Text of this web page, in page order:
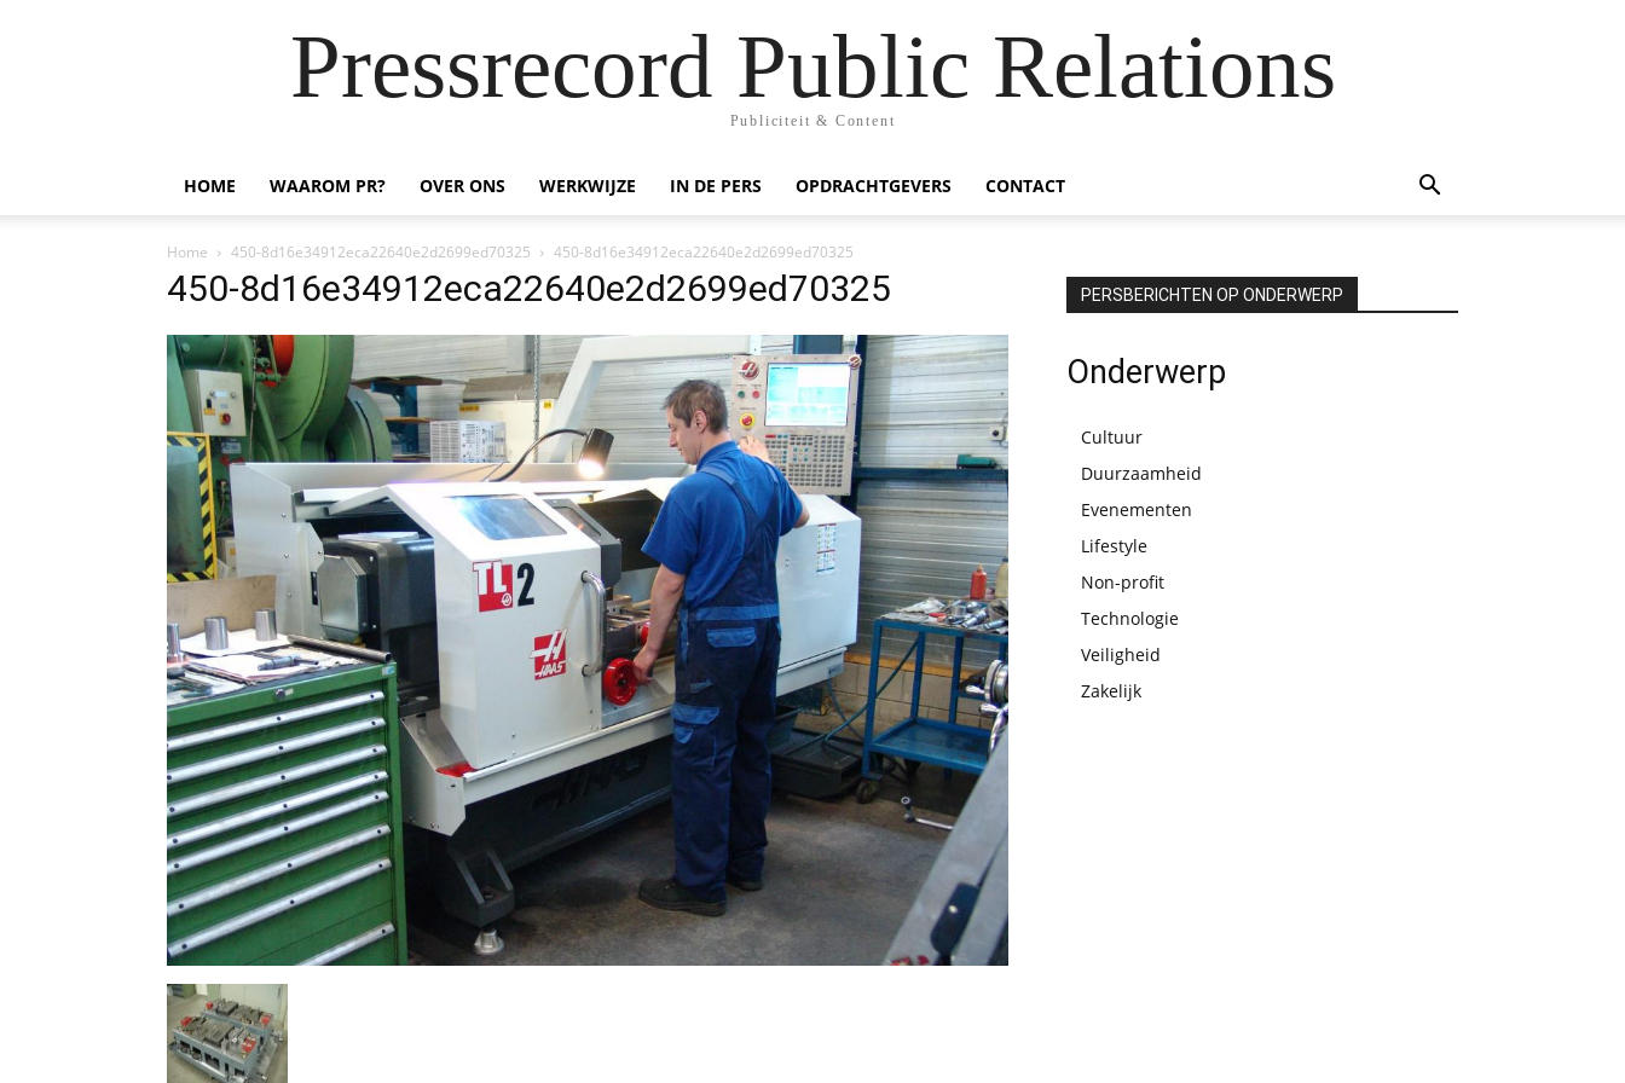
Pressrecord Public Relations
Publiciteit & Content
HOME WAAROM PR? OVER ONS WERKWIJZE IN DE PERS OPDRACHTGEVERS CONTACT
Home 450-8d16e34912eca22640e2d2699ed70325 450-8d16e34912eca22640e2d2699ed70325
450-8d16e34912eca22640e2d2699ed70325 PERSBERICHTEN OP ONDERWERP
Onderwerp
Cultuur
Duurzaamheid
Evenementen
Lifestyle
Non-profit
Technologie
Veiligheid
Zakelijk